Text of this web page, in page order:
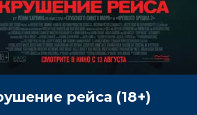
рейса (18+)